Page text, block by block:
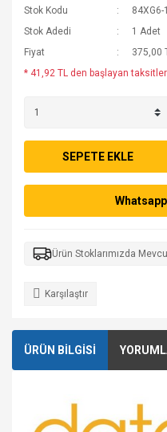
Stok Kodu
84XG6-1
Stok Adedi
1 Adet
Fiyat
375,00
* 41,92 TL den başlayan
SEPETE EKLE
Ürün Stoklarımızda
Karşılaştır
ÜRÜN BİLGİSİ